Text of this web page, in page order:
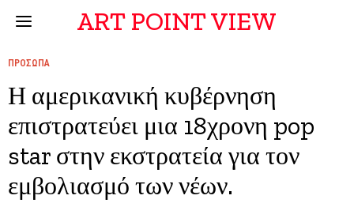
ART POINT VIEW
ΠΡΟΣΩΠΑ
Η αμερικανική κυβέρνηση
επιστρατεύει μια 18χρονη pop
star στην εκστρατεία για τον
εμβολιασμό των νέων.